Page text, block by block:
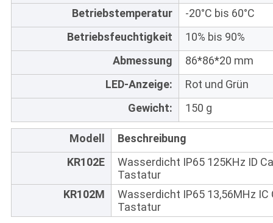
Betriebstemperatur
-20°C bis 60°C
Betriebsfeuchtigkeit
10% bis 90%
Abmessung
86*86*20 mm
LED-Anzeige:
Rot und Grün
Gewicht:
150 g
Modell
Beschreibung
KR102E
Wasserdicht IP65 125KHz ID
Tastatur
KR102M
Wasserdicht IP65 13,56MHz
Tastatur